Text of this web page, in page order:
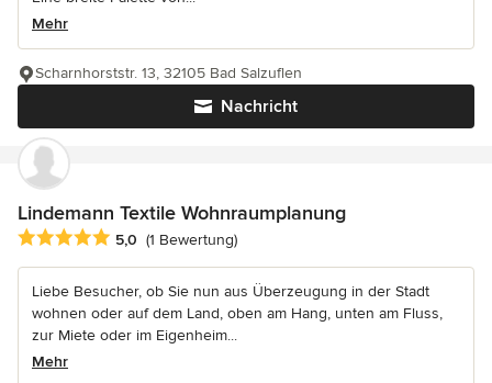
Mehr
Nachricht
Scharnhorststr. 13, 32105 Bad Salzuflen
Lindemann Textile Wohnraumplanung
Durchschnittliche Bewertung: 5 von 5 Sternen
5,0 (1 Bewertung)
Liebe Besucher, ob Sie nun aus Überzeugung in der Stadt
wohnen oder auf dem Land, oben am Hang, unten am Fluss,
zur Miete oder im Eigenheim...
Mehr